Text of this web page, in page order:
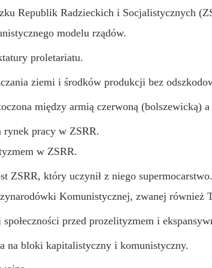
Republik Radzieckich i Socjalistycznych
modelu rządów.
proletariatu.
ziemi i środków produkcji bez
między armią czerwoną (bolszewicką) a
rynek pracy w ZSRR.
w ZSRR.
ZSRR, który uczynił z niego supermocarstwo.
Komunistycznej, zwanej również
społeczności przed prozelityzmem i
na bloki kapitalistyczny i komunistyczny.